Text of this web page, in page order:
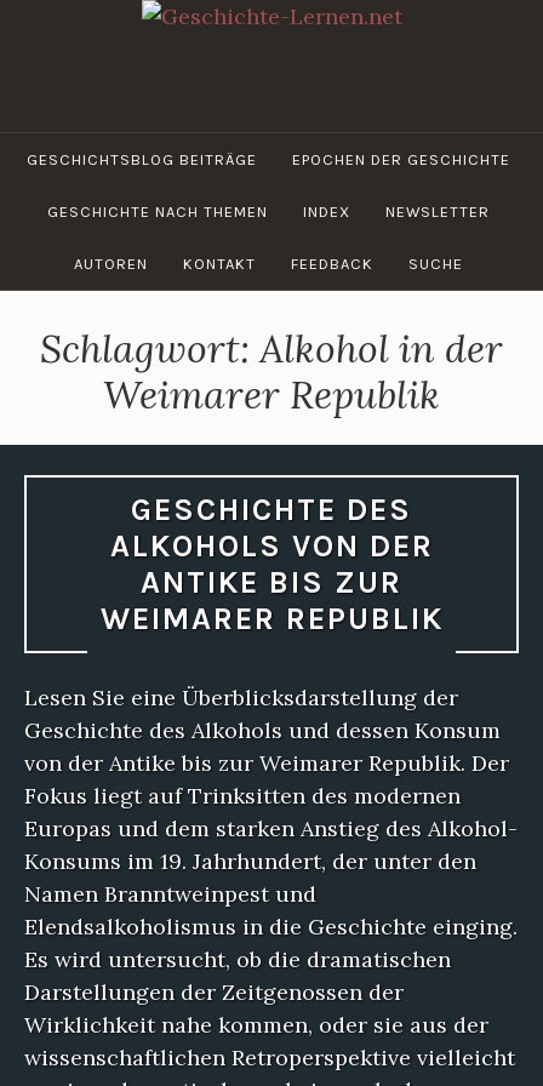
GESCHICHTE-
LERNEN.NET
GESCHICHTSBLOG BEITRÄGE EPOCHEN DER GESCHICHTE
GESCHICHTE NACH THEMEN INDEX NEWSLETTER
AUTOREN KONTAKT FEEDBACK SUCHE
Schlagwort:Alkohol in der
Weimarer Republik
GESCHICHTE DES
ALKOHOLS VON DER
ANTIKE BIS ZUR
WEIMARER REPUBLIK
Lesen Sie eine Überblicksdarstellung der
Geschichte des Alkohols und dessen Konsum
von der Antike bis zur Weimarer Republik. Der
Fokus liegt auf Trinksitten des modernen
Europas und dem starken Anstieg des Alkohol-
Konsums im 19. Jahrhundert, der unter den
Namen Branntweinpest und
Elendsalkoholismus in die Geschichte einging.
Es wird untersucht, ob die dramatischen
Darstellungen der Zeitgenossen der
Wirklichkeit nahe kommen, oder sie aus der
wissenschaftlichen Retroperspektive vielleicht